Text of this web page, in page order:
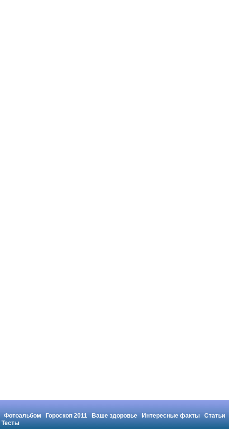
Фотоальбом Гороскоп 2011 Ваше здоровье Интересные факты Статьи
Тесты